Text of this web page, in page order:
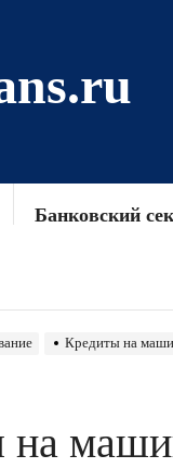
Банковский
Кредиты на